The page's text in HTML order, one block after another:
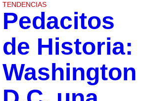
TENDENCIAS
Pedacitos
de Historia:
Washington